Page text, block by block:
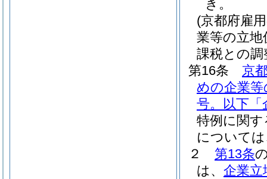
き。
(京都府雇
業等の立
課税との調
第16条
京
めの企業
号。以下「
特例に関
について
２
第13条
は、 企業立